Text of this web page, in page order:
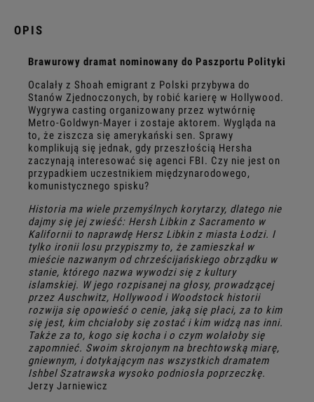
OPIS
Brawurowy dramat nominowany do Paszportu Polityki
Ocalały z Shoah emigrant z Polski przybywa do
Stanów Zjednoczonych, by robić karierę w Hollywood.
Wygrywa casting organizowany przez wytwórnię
Metro-Goldwyn-Mayer i zostaje aktorem. Wygląda na
to, że ziszcza się amerykański sen. Sprawy
komplikują się jednak, gdy przeszłością Hersha
zaczynają interesować się agenci FBI. Czy nie jest on
przypadkiem uczestnikiem międzynarodowego,
komunistycznego spisku?
Historia ma wiele przemyślnych korytarzy, dlatego nie
dajmy się jej zwieść: Hersh Libkin z Sacramento w
Kalifornii to naprawdę Hersz Libkin z miasta Łodzi. I
tylko ironii losu przypiszmy to, że zamieszkał w
mieście nazwanym od chrześcijańskiego obrządku w
stanie, którego nazwa wywodzi się z kultury
islamskiej. W jego rozpisanej na głosy, prowadzącej
przez Auschwitz, Hollywood i Woodstock historii
rozwija się opowieść o cenie, jaką się płaci, za to kim
się jest, kim chciałoby się zostać i kim widzą nas inni.
Także za to, kogo się kocha i o czym wolałoby się
zapomnieć. Swoim skrojonym na brechtowską miarę,
gniewnym, i dotykającym nas wszystkich dramatem
Ishbel Szatrawska wysoko podniosła poprzeczkę.
Jerzy Jarniewicz